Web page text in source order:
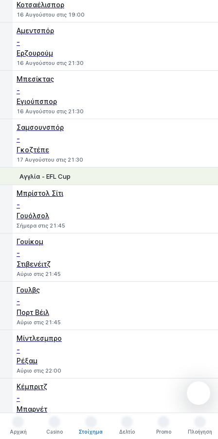
Κοτσαέλισπορ
16 Αυγούστου στις 19:00
Αμεντσπόρ
-
Ερζουρούμ
16 Αυγούστου στις 21:30
Μπεσίκτας
-
Εγιούπσπορ
16 Αυγούστου στις 21:30
Σαμσουνσπόρ
-
Γκοζτέπε
17 Αυγούστου στις 21:30
Αγγλία - EFL Cup
Μπρίστολ Σίτι
-
Γουόλσολ
Σήμερα στις 21:45
Γουίκομ
-
Στιβενέιτζ
Αύριο στις 21:45
Γουλβς
-
Πορτ Βέιλ
Αύριο στις 21:45
Μίντλεσμπρο
-
Ρέξαμ
Αύριο στις 22:00
Κέμπριτζ
-
Μπαρνέτ
ΚΠΡ
Αρχική
Casino
Στοίχημα
Δελτίο
Promo
Πλοήγηση